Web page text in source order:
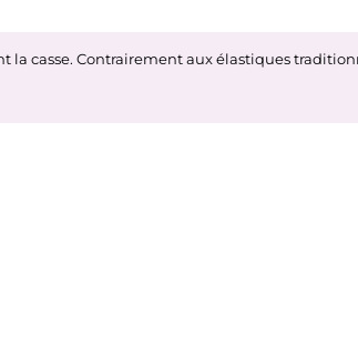
casse. Contrairement aux élastiques